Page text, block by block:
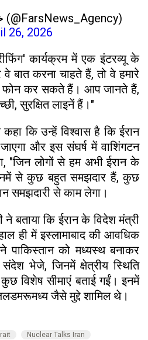
— خبرگزاری فارس (@FarsNews_Agency)
26, 2026
कार्यक्रम में एक इंटरव्यू के
बात करना चाहते हैं, तो वे हमारे
फोन कर सकते हैं। आप जानते हैं,
सुरक्षित लाइनें हैं।"
कि उन्हें विश्वास है कि ईरान
और इस संघर्ष में वाशिंगटन
"जिन लोगों से हम अभी ईरान के
से कुछ बहुत समझदार हैं, कुछ
समझदारी से काम लेगा।
ने बताया कि ईरान के विदेश मंत्री
ही में इस्लामाबाद की आवधिक
पाकिस्तान को मध्यस्थ बनाकर
भेजे, जिनमें क्षेत्रीय स्थिति
विशेष सीमाएं बताई गईं। इनमें
जैसे मुद्दे शामिल थे।
Nuclear Talks Iran